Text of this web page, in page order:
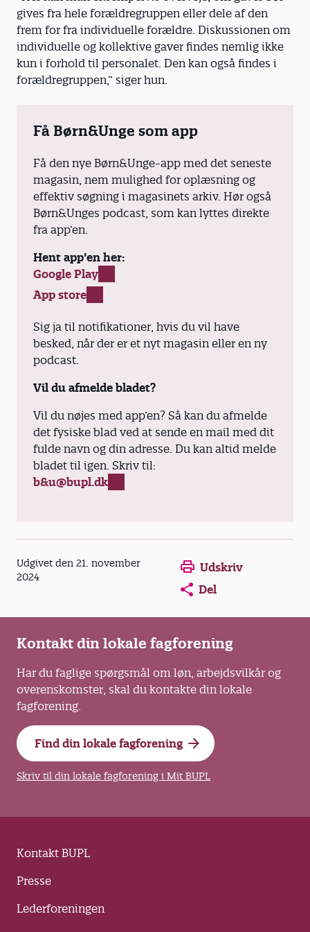
gives fra hele forældregruppen eller dele af den
frem for fra individuelle forældre. Diskussionen om
individuelle og kollektive gaver findes nemlig ikke
kun i forhold til personalet. Den kan også findes i
forældregruppen,” siger hun.
Få Børn&Unge som app
Få den nye Børn&Unge-app med det seneste
magasin, nem mulighed for oplæsning og
effektiv søgning i magasinets arkiv. Hør også
Børn&Unges podcast, som kan lyttes direkte
fra app’en.
Hent app’en her:
Google Play
App store
Sig ja til notifikationer, hvis du vil have
besked, når der er et nyt magasin eller en ny
podcast.
Vil du afmelde bladet?
Vil du nøjes med app’en? Så kan du afmelde
det fysiske blad ved at sende en mail med dit
fulde navn og din adresse. Du kan altid melde
bladet til igen. Skriv til:
b&u@bupl.dk
Udgivet den 21. november
2024
Opens in a new window
Opens in a new
Udskriv
Del
Kontakt din lokale fagforening
Har du faglige spørgsmål om løn, arbejdsvilkår og
overenskomster, skal du kontakte din lokale
fagforening.
Find din lokale fagforening
Skriv til din lokale fagforening i Mit BUPL
Kontakt BUPL
Presse
Lederforeningen